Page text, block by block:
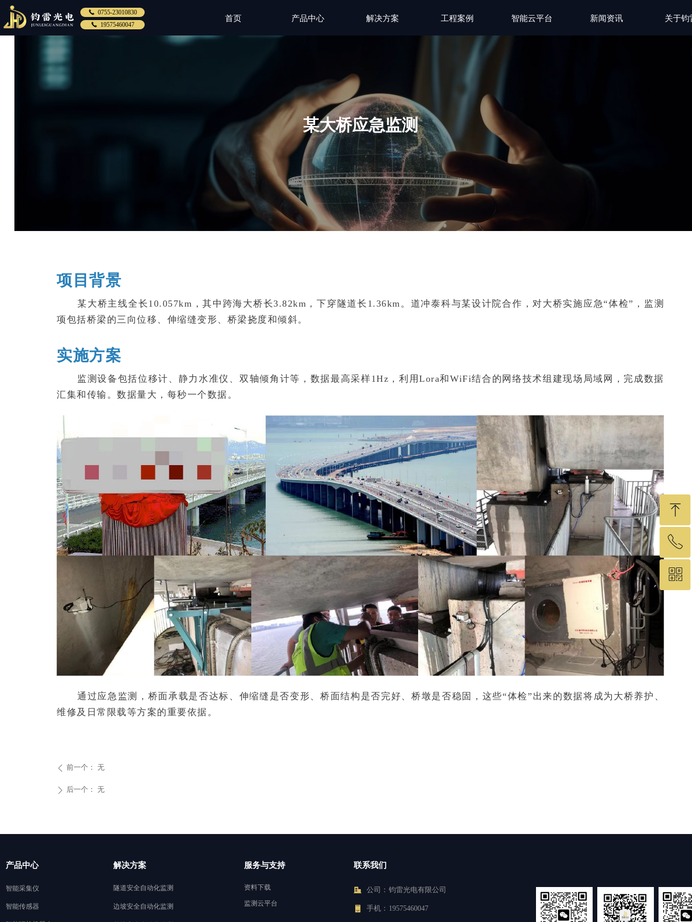
首页 产品中心 解决方案 工程案例 智能云平台 新闻资讯 关于钧
끅 19575460047
끅 0755-23010830
某大桥应急监测
项目背景
某大桥主线全长10.057km，其中跨海大桥长3.82km，下穿隧道长1.36km。道冲泰科与某设计院合作，对大桥实施应急“体检”，监测
项包括桥梁的三向位移、伸缩缝变形、桥梁挠度和倾斜。
实施方案
监测设备包括位移计、静力水准仪、双轴倾角计等，数据最高采样1Hz，利用Lora和WiFi结合的网络技术组建现场局域网，完成数据
汇集和传输。数据量大，每秒一个数据。
通过应急监测，桥面承载是否达标、伸缩缝是否变形、桥面结构是否完好、桥墩是否稳固，这些“体检”出来的数据将成为大桥养护、
维修及日常限载等方案的重要依据。
ꄴ 前一个： 无
ꄲ 后一个： 无
产品中心
智能采集仪
智能传感器
解决方案
隧道安全自动化监测
边坡安全自动化监测
服务与支持
资料下载
监测云平台
公司： 钧雷光电有限公司
手机： 19575460047
联系我们
ꁸ
回到顶部
ꂅ
19575460049
ꀥ